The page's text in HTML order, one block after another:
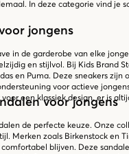
In deze categorie vind je
jongens
in de garderobe van elke
en stijlvol. Bij Kids Brand
en Puma. Deze sneakers zijn
voor actieve
een klassiek design, er is
voor jongens
de perfecte keuze. Onze
Merken zoals Birkenstock en
blijven. Deze